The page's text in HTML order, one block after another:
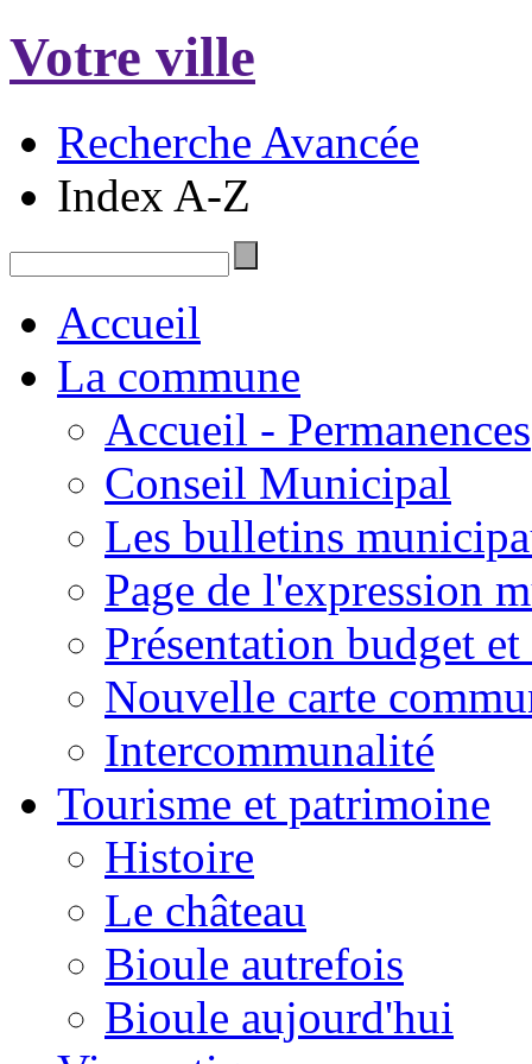
Votre ville
Recherche Avancée
Index A-Z
Accueil
La commune
Accueil - Permanences
Conseil Municipal
Les bulletins
Page de l'expression
Présentation budget
Nouvelle carte
Intercommunalité
Tourisme et patrimoine
Histoire
Le château
Bioule autrefois
Bioule aujourd'hui